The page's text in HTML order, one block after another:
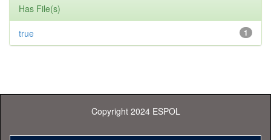
Has File(s)
1
true
Copyright 2024 ESPOL